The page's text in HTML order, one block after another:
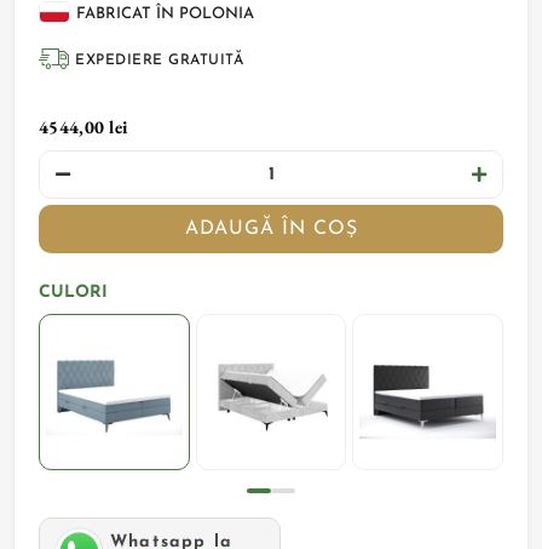
FABRICAT ÎN POLONIA
EXPEDIERE GRATUITĂ
4544,00 lei
ADAUGĂ ÎN COȘ
CULORI
Whatsapp la